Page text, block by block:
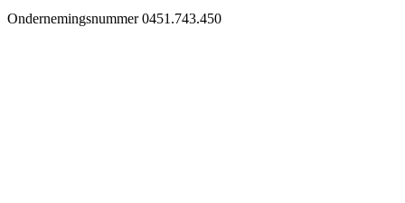
Ondernemingsnummer 0451.743.450